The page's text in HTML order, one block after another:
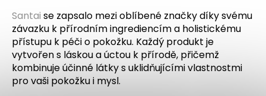
Santai se zapsalo mezi oblíbené značky díky svému
závazku k přírodním ingrediencím a holistickému
přístupu k péči o pokožku. Každý produkt je
vytvořen s láskou a úctou k přírodě, přičemž
kombinuje účinné látky s uklidňujícími vlastnostmi
pro vaši pokožku i mysl.
?